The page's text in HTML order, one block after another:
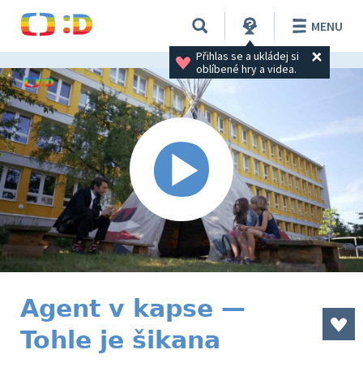
Přihlas se a ukládej si
oblíbené hry a videa.
MENU
Agent v kapse —
Tohle je šikana